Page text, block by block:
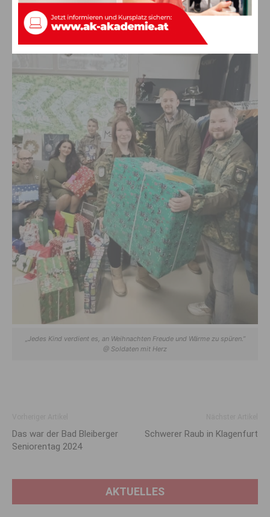
„Jedes Kind verdient es, an Weihnachten Freude und Wärme zu spüren.”
@ Soldaten mit Herz
Das war der Bad Bleiberger
Seniorentag 2024
Schwerer Raub in Klagenfurt
AKTUELLES